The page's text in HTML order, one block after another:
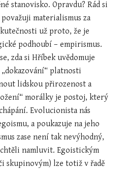
stanovisko. Opravdu? Rád si
materialismus za
už proto, že je
podhoubí – empirismus.
zda si Hříbek uvědomuje
platnosti
lidskou přirozenost a
morálky je postoj, který
Evolucionista nás
a poukazuje na jeho
zase není tak nevýhodný,
namluvit. Egoistickým
skupinovým) lze totiž v řadě